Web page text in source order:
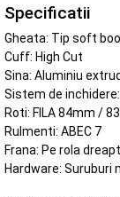
Specificatii
Gheata: Tip soft
Cuff: High Cut
Sina: Aluminiu
Sistem de
Roti: FILA 84mm /
Rulmenti: ABEC 7
Frana: Pe rola
Hardware: